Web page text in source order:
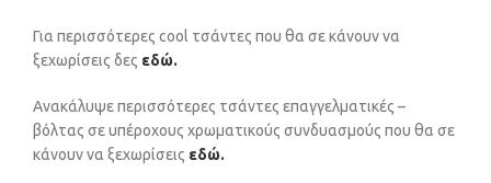
Για περισσότερες cool τσάντες που θα σε κάνουν να
ξεχωρίσεις δες εδώ.
Ανακάλυψε περισσότερες τσάντες επαγγελματικές –
βόλτας σε υπέροχους χρωματικούς συνδυασμούς που θα σε
κάνουν να ξεχωρίσεις εδώ.